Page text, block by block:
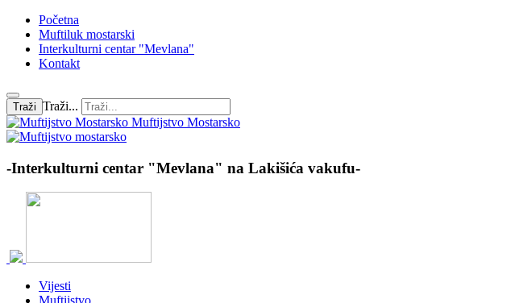
Početna
Muftiluk mostarski
Interkulturni centar "Mevlana"
Kontakt
Traži Traži...
Muftijstvo Mostarsko
-Interkulturni centar "Mevlana" na Lakišića vakufu-
Vijesti